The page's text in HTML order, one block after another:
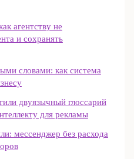
агентству не
и сохранять
словами: как система
двуязычный глоссарий
для рекламы
мессенджер без расхода